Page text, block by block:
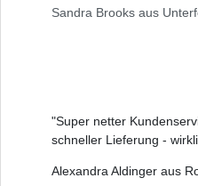
Sandra Brooks aus
"Super netter
schneller Lieferung -
Alexandra Aldinger aus